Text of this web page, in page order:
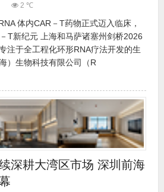
2 ℃
体内CAR－T药物正式迈入临床，
T新纪元 上海和马萨诸塞州剑桥2026
注于全工程化环形RNA疗法开发的生
）生物科技有限公司（R
深耕大湾区市场 深圳前海